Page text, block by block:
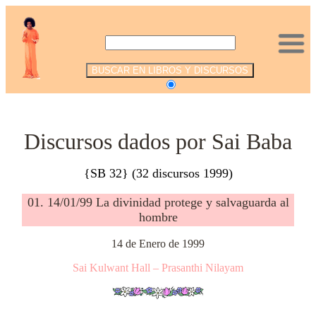
Discursos dados por Sai Baba
{SB 32} (32 discursos 1999)
01. 14/01/99 La divinidad protege y salvaguarda al
hombre
14 de Enero de 1999
Sai Kulwant Hall – Prasanthi Nilayam